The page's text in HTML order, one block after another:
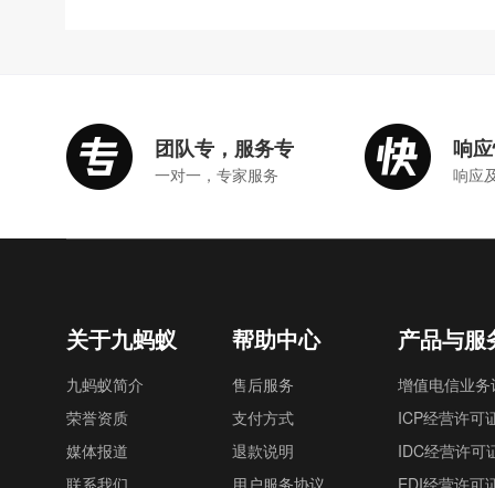
团队专，服务专
一对一，专家服务
响
响应
关于九蚂蚁
九蚂蚁简介
荣誉资质
媒体报道
联系我们
帮助中心
售后服务
支付方式
退款说明
用户服务协议
产品与服
增值电信业
ICP经营许可
IDC经营许可
EDI经营许可